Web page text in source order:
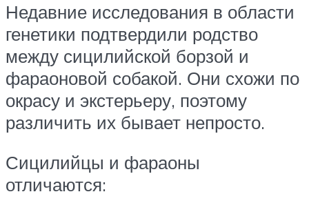
Недавние исследования в области
генетики подтвердили родство
между сицилийской борзой и
фараоновой собакой. Они схожи по
окрасу и экстерьеру, поэтому
различить их бывает непросто.
Сицилийцы и фараоны
отличаются: